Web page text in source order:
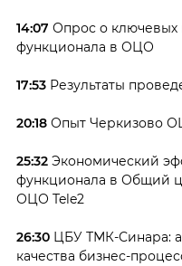
14:07 Опрос о ключевых
функционала в ОЦО
17:53Результаты
20:18Опыт Черкизово
25:32Экономический
функционала в Общий
ОЦО Tele2
26:30 ЦБУ ТМК-Синара:
качества бизнес-